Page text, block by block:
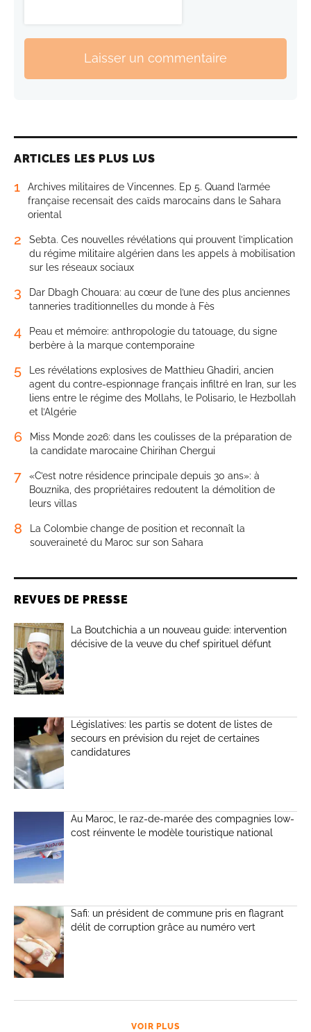
Laisser un commentaire
ARTICLES LES PLUS LUS
1
Archives militaires de Vincennes. Ep 5. Quand l’armée
française recensait des caïds marocains dans le Sahara
oriental
2
Sebta. Ces nouvelles révélations qui prouvent l’implication
du régime militaire algérien dans les appels à mobilisation
sur les réseaux sociaux
3
Dar Dbagh Chouara: au cœur de l’une des plus anciennes
tanneries traditionnelles du monde à Fès
4
Peau et mémoire: anthropologie du tatouage, du signe
berbère à la marque contemporaine
5
Les révélations explosives de Matthieu Ghadiri, ancien
agent du contre-espionnage français infiltré en Iran, sur les
liens entre le régime des Mollahs, le Polisario, le Hezbollah
et l’Algérie
6
Miss Monde 2026: dans les coulisses de la préparation de
la candidate marocaine Chirihan Chergui
7
«C’est notre résidence principale depuis 30 ans»: à
Bouznika, des propriétaires redoutent la démolition de
leurs villas
8
La Colombie change de position et reconnaît la
souveraineté du Maroc sur son Sahara
REVUES DE PRESSE
La Boutchichia a un nouveau guide: intervention
décisive de la veuve du chef spirituel défunt
Législatives: les partis se dotent de listes de
secours en prévision du rejet de certaines
candidatures
Au Maroc, le raz-de-marée des compagnies low-
cost réinvente le modèle touristique national
Safi: un président de commune pris en flagrant
délit de corruption grâce au numéro vert
VOIR PLUS